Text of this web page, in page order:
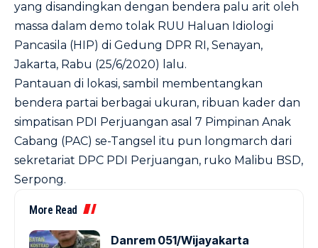
yang disandingkan dengan bendera palu arit oleh
massa dalam demo tolak RUU Haluan Idiologi
Pancasila (HIP) di Gedung DPR RI, Senayan,
Jakarta, Rabu (25/6/2020) lalu.
Pantauan di lokasi, sambil membentangkan
bendera partai berbagai ukuran, ribuan kader dan
simpatisan PDI Perjuangan asal 7 Pimpinan Anak
Cabang (PAC) se-Tangsel itu pun longmarch dari
sekretariat DPC PDI Perjuangan, ruko Malibu BSD,
Serpong.
More Read
Danrem 051/Wijayakarta